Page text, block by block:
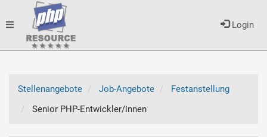
Login
Toggle
Stellenangebote
Job-Angebote
Festanstellung
Senior PHP-Entwickler/innen